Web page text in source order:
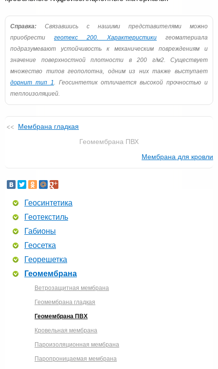
Справка: Связавшись с нашими представителями можно
приобрести геотекс 200. Характеристики геоматериала
подразумевают устойчивость к механическим повреждениям и
значение поверхностной плотности в 200 г/м2. Существует
множество типов геополотна, одним из них также выступает
дорнит тип 1. Геосинтетик отличается высокой прочностью и
теплоизоляцией.
Мембрана гладкая
Геомембрана ПВХ
Мембрана для кровли
Геосинтетика
Геотекстиль
Габионы
Геосетка
Георешетка
Геомембрана
Ветрозащитная мембрана
Геомембрана гладкая
Геомембрана ПВХ
Кровельная мембрана
Пароизоляционная мембрана
Паропроницаемая мембрана